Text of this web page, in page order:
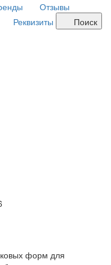
Отзывы
Реквизиты
Поиск
форм для